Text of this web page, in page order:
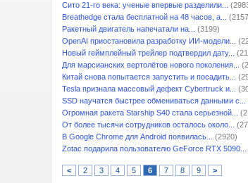
Сито 21-го века: ученые впервые разделили...
Breathedge стала бесплатной на 48 часов, а...
Ракетный двигатель напечатали на...
(3199)
OpenAI приостановила разработку ИИ-модели...
Новый геймплейный трейлер подтвердил дату...
Для марсианских вертолётов нового поколения...
Китай снова попытается запустить и посадить...
Tesla признала массовый дефект Cybertruck и...
SSD научатся быстрее обмениваться данными с...
Огромная ракета Starship S40 стала серьезной...
От более тысячи сотрудников осталось около...
В Google Chrome для Android появилась...
(2920)
Zotac подарила пользователю GeForce RTX 5090...
< 2 3 4 5 6 7 8 9 >